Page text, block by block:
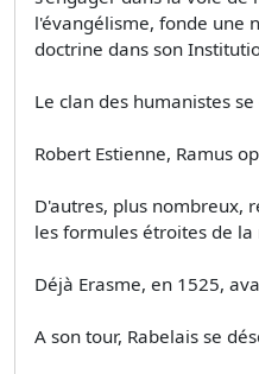
l'évangélisme, fonde une
doctrine dans son
Le clan des humanistes se
Robert Estienne, Ramus
D'autres, plus nombreux,
les formules étroites de
Déjà Erasme, en 1525,
A son tour, Rabelais se